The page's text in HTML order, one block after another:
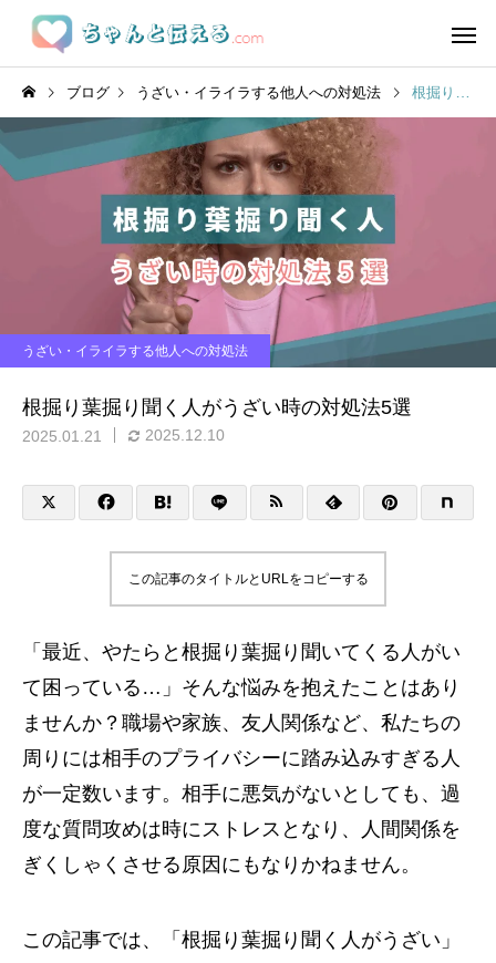
ブログ うざい・イライラする他人への対処法 根掘り葉掘り聞く人がうざい時の対処法5選
うざい・イライラする他人への対処法
根掘り葉掘り聞く人がうざい時の対処法5選
2025.01.21 2025.12.10
この記事のタイトルとURLをコピーする
「最近、やたらと根掘り葉掘り聞いてくる人がい
て困っている…」そんな悩みを抱えたことはあり
ませんか？職場や家族、友人関係など、私たちの
周りには相手のプライバシーに踏み込みすぎる人
が一定数います。相手に悪気がないとしても、過
度な質問攻めは時にストレスとなり、人間関係を
ぎくしゃくさせる原因にもなりかねません。
この記事では、「根掘り葉掘り聞く人がうざい」